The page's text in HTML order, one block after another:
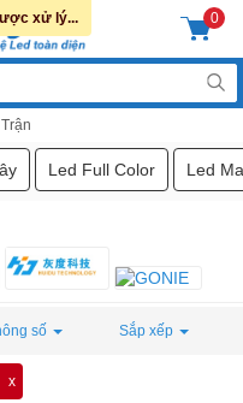
0
Led Full Color Led
số Sắp xếp
xử lý...